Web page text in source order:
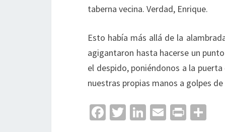
taberna vecina. Verdad, Enrique.
Esto había más allá de la
agigantaron hasta hacerse un
el despido, poniéndonos a la
nuestras propias manos a golpes
Fa T
Li
E
Pr